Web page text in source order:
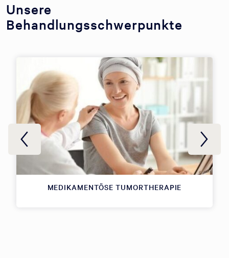
Unsere
Behandlungsschwerpunkte
MEDIKAMENTÖSE TUMORTHERAPIE